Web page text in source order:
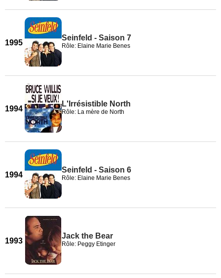
1995
Seinfeld - Saison 7
Rôle: Elaine Marie Benes
1994
L'Irrésistible North
Rôle: La mère de North
1994
Seinfeld - Saison 6
Rôle: Elaine Marie Benes
1993
Jack the Bear
Rôle: Peggy Etinger